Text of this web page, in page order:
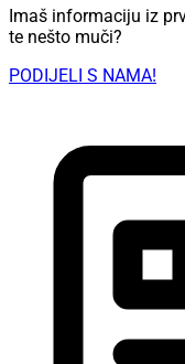
Imaš informaciju iz
te nešto muči?
PODIJELI S NAMA!